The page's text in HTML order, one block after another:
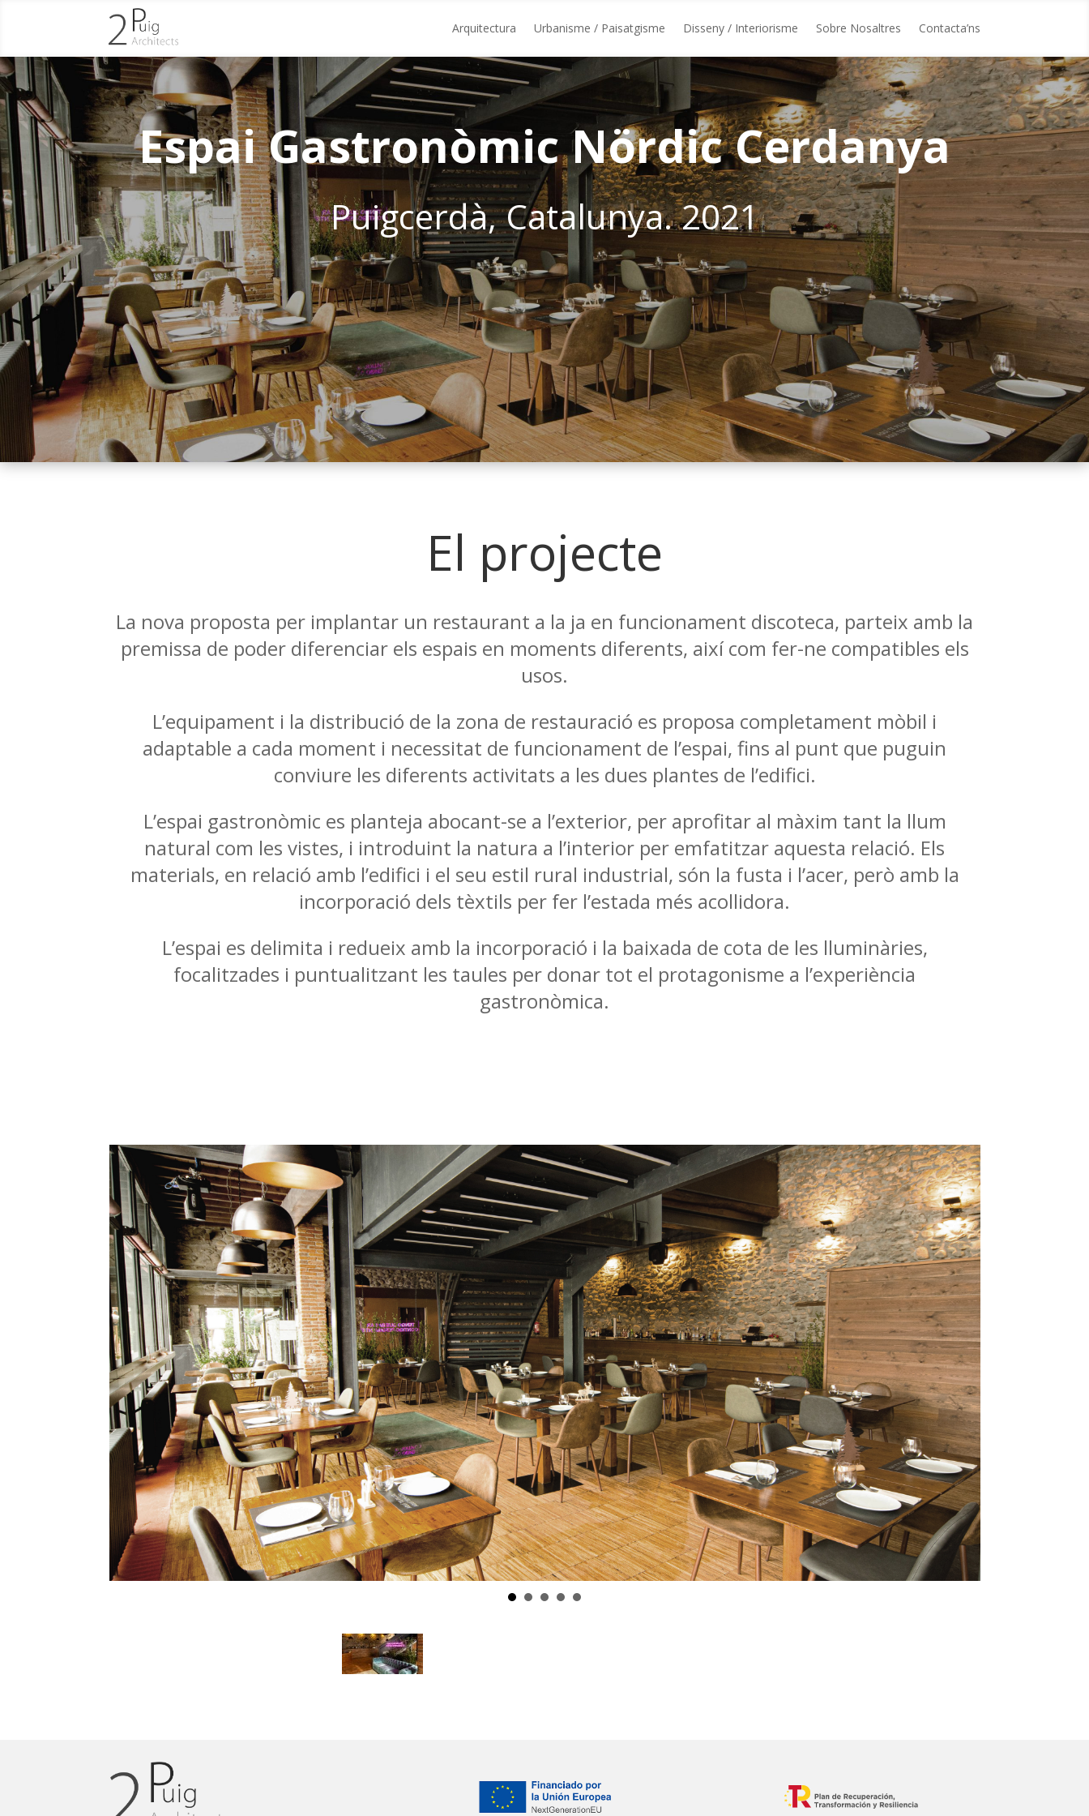
Arquitectura Urbanisme / Paisatgisme Disseny / Interiorisme Sobre Nosaltres Contacta’ns
Espai Gastronòmic Nördic Cerdanya
Puigcerdà, Catalunya. 2021
El projecte
La nova proposta per implantar un restaurant a la ja en funcionament discoteca, parteix amb la
premissa de poder diferenciar els espais en moments diferents, així com fer-ne compatibles els
usos.
L’equipament i la distribució de la zona de restauració es proposa completament mòbil i
adaptable a cada moment i necessitat de funcionament de l’espai, fins al punt que puguin
conviure les diferents activitats a les dues plantes de l’edifici.
L’espai gastronòmic es planteja abocant-se a l’exterior, per aprofitar al màxim tant la llum
natural com les vistes, i introduint la natura a l’interior per emfatitzar aquesta relació. Els
materials, en relació amb l’edifici i el seu estil rural industrial, són la fusta i l’acer, però amb la
incorporació dels tèxtils per fer l’estada més acollidora.
L’espai es delimita i redueix amb la incorporació i la baixada de cota de les lluminàries,
focalitzades i puntualitzant les taules per donar tot el protagonisme a l’experiència
gastronòmica.